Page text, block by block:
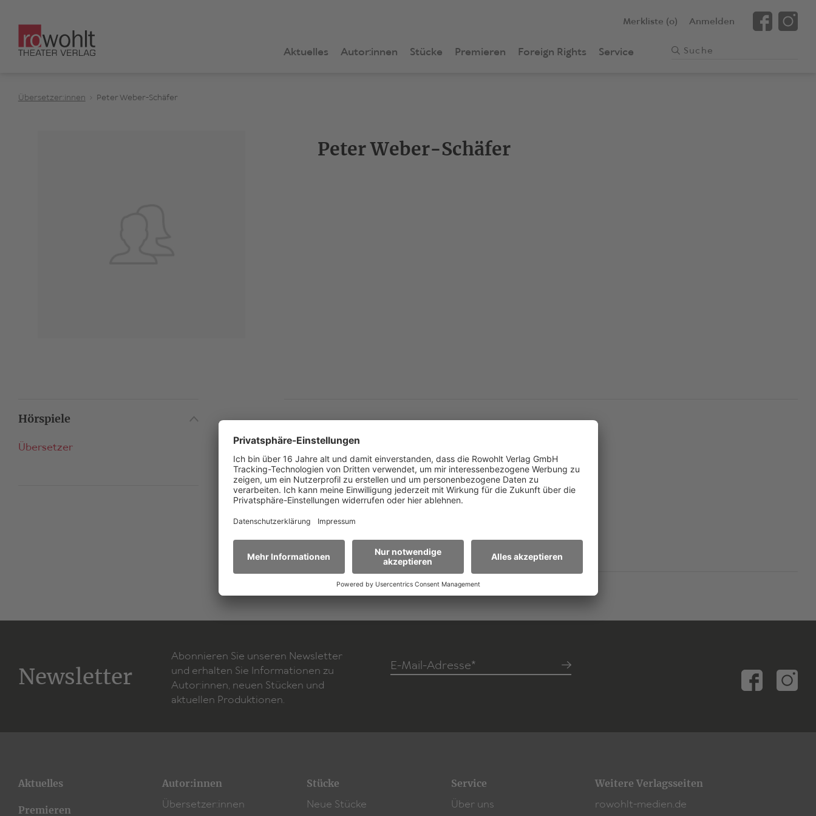
Merkliste (0) Anmelden
Aktuelles Autor:innen Stücke Premieren Foreign Rights Service
Übersetzer:innen Peter Weber-Schäfer
Peter Weber-Schäfer
Hörspiele
Übersetzer Das Wittgensteinprogramm
Hörspiel in 2 Teilen
Deutsch vonPeter Weber-Schäfer
Bearbeitet von
Zum Hörspiel
Newsletter
Abonnieren Sie unseren Newsletter
und erhalten Sie Informationen zu
Autor:innen, neuen Stücken und
aktuellen Produktionen.
E-Mail-Adresse*
Aktuelles
Premieren
Autor:innen
Übersetzer:innen
Stücke
Neue Stücke
Service
Über uns
Weitere Verlagsseiten
rowohlt-medien.de